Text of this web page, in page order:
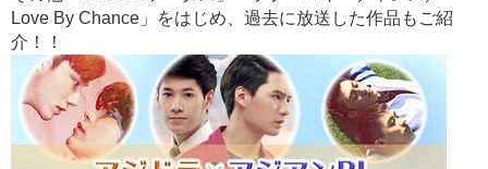
Love By Chance」をはじめ、過去に放送した作品もご紹
介！！